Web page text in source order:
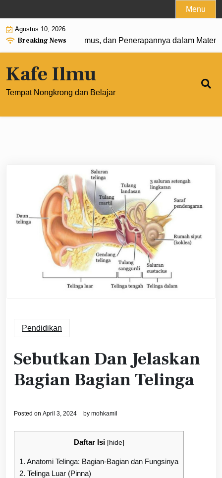
to
content
Menu
Agustus 10, 2026
Breaking News
0: Pengertian, Rumus, dan Penerapannya dalam
Kafe Ilmu
Tempat Nongkrong dan Belajar
Pendidikan
Sebutkan Dan Jelaskan
Bagian Bagian Telinga
Posted on April 3, 2024 by mohkamil
Daftar Isi [hide]
1. Anatomi Telinga: Bagian-Bagian dan Fungsinya
2. Telinga Luar (Pinna)